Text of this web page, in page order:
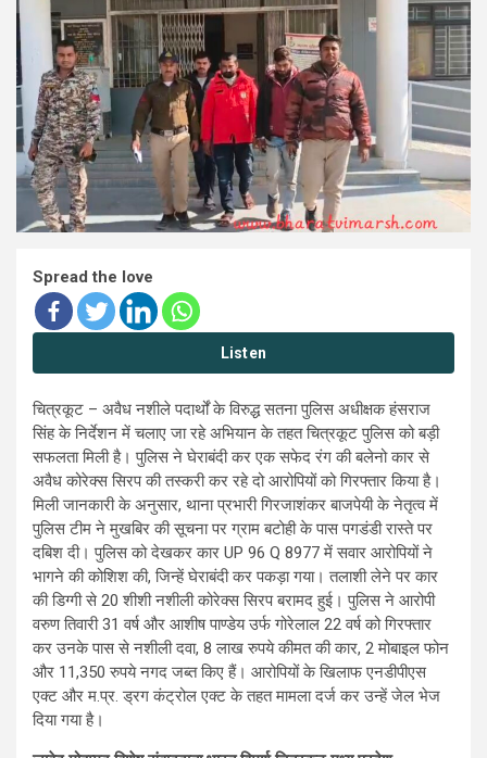
Spread the love
Listen
चित्रकूट – अवैध नशीले पदार्थों के विरुद्ध सतना पुलिस अधीक्षक हंसराज
सिंह के निर्देशन में चलाए जा रहे अभियान के तहत चित्रकूट पुलिस को बड़ी
सफलता मिली है। पुलिस ने घेराबंदी कर एक सफेद रंग की बलेनो कार से
अवैध कोरेक्स सिरप की तस्करी कर रहे दो आरोपियों को गिरफ्तार किया है।
मिली जानकारी के अनुसार, थाना प्रभारी गिरजाशंकर बाजपेयी के नेतृत्व में
पुलिस टीम ने मुखबिर की सूचना पर ग्राम बटोही के पास पगडंडी रास्ते पर
दबिश दी। पुलिस को देखकर कार UP 96 Q 8977 में सवार आरोपियों ने
भागने की कोशिश की, जिन्हें घेराबंदी कर पकड़ा गया। तलाशी लेने पर कार
की डिग्गी से 20 शीशी नशीली कोरेक्स सिरप बरामद हुई। पुलिस ने आरोपी
वरुण तिवारी 31 वर्ष और आशीष पाण्डेय उर्फ गोरेलाल 22 वर्ष को गिरफ्तार
कर उनके पास से नशीली दवा, 8 लाख रुपये कीमत की कार, 2 मोबाइल फोन
और 11,350 रुपये नगद जब्त किए हैं। आरोपियों के खिलाफ एनडीपीएस
एक्ट और म.प्र. ड्रग कंट्रोल एक्ट के तहत मामला दर्ज कर उन्हें जेल भेज
दिया गया है।